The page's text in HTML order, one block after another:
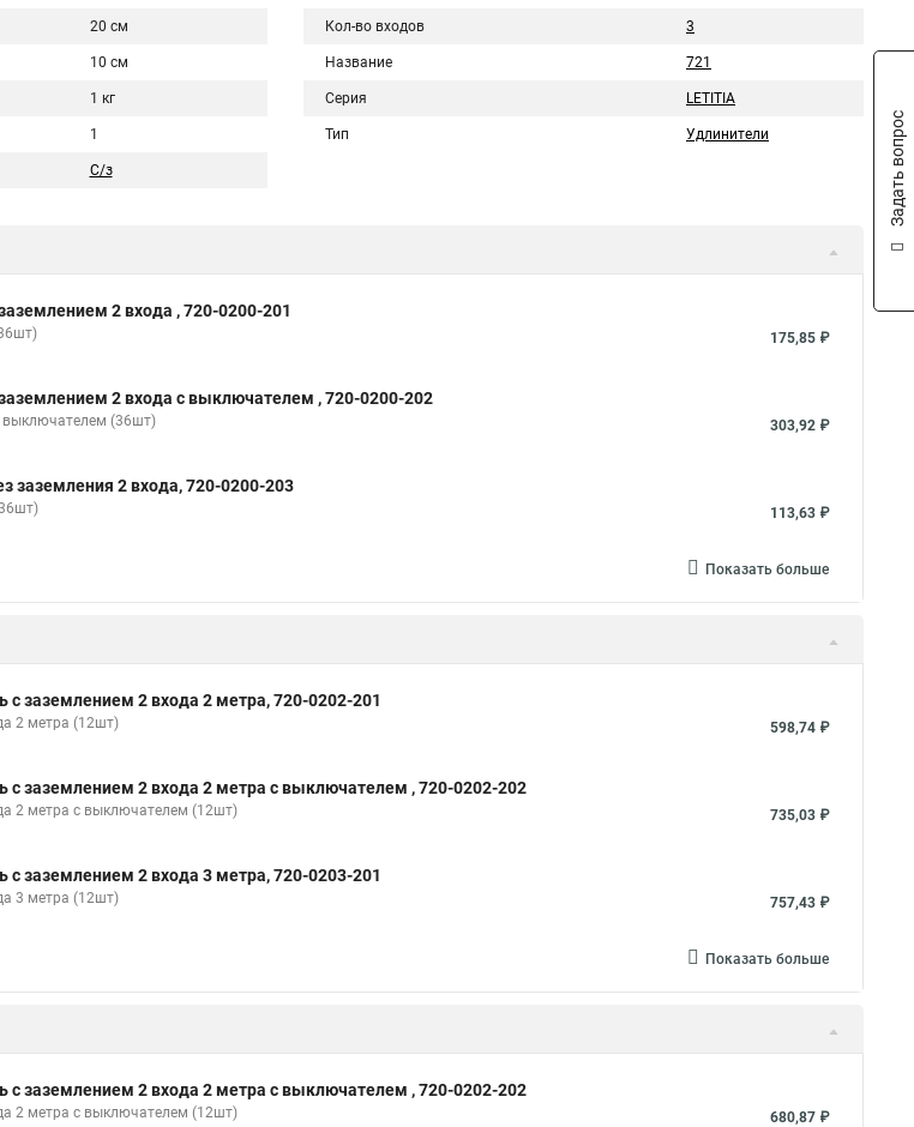
20 см
10 см
1 кг
1
С/з
Кол-во входов 3
Название 721
Серия LETITIA
Тип Удлинители
2 входа , 720-0200-201
175,85 ₽
2 входа с выключателем , 720-0200-202
выключателем (36шт) 303,92 ₽
заземления 2 входа, 720-0200-203
113,63 ₽
Показать больше
с заземлением 2 входа 2 метра, 720-0202-201
2 метра (12шт) 598,74 ₽
с заземлением 2 входа 2 метра с выключателем , 720-0202-202
2 метра с выключателем (12шт) 735,03 ₽
с заземлением 2 входа 3 метра, 720-0203-201
3 метра (12шт) 757,43 ₽
Показать больше
с заземлением 2 входа 2 метра с выключателем , 720-0202-202
2 метра с выключателем (12шт) 680,87 ₽
Задать вопрос